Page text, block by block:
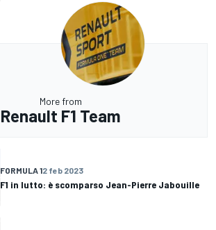
More from
Renault F1 Team
FORMULA 12 feb 2023
F1 in lutto: è scomparso Jean-Pierre Jabouille